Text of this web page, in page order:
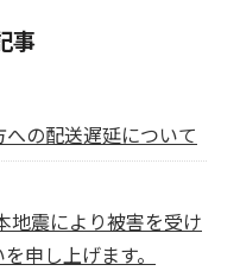
事
の配送遅延について
地震により被害を受け
申し上げます。